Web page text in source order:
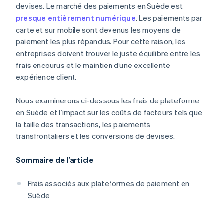
devises. Le marché des paiements en Suède est
presque entièrement numérique. Les paiements par
carte et sur mobile sont devenus les moyens de
paiement les plus répandus. Pour cette raison, les
entreprises doivent trouver le juste équilibre entre les
frais encourus et le maintien d’une excellente
expérience client.
Nous examinerons ci-dessous les frais de plateforme
en Suède et l’impact sur les coûts de facteurs tels que
la taille des transactions, les paiements
transfrontaliers et les conversions de devises.
Sommaire de l’article
Frais associés aux plateformes de paiement en
Suède